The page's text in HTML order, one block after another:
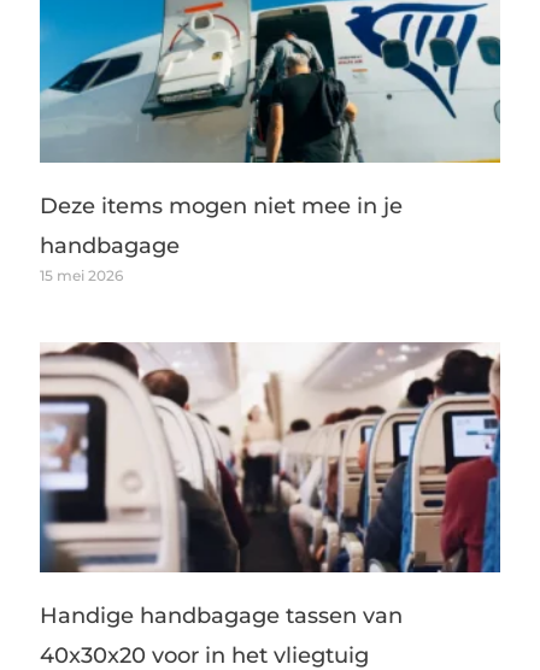
Deze items mogen niet mee in je
handbagage
15 mei 2026
Handige handbagage tassen van
40x30x20 voor in het vliegtuig